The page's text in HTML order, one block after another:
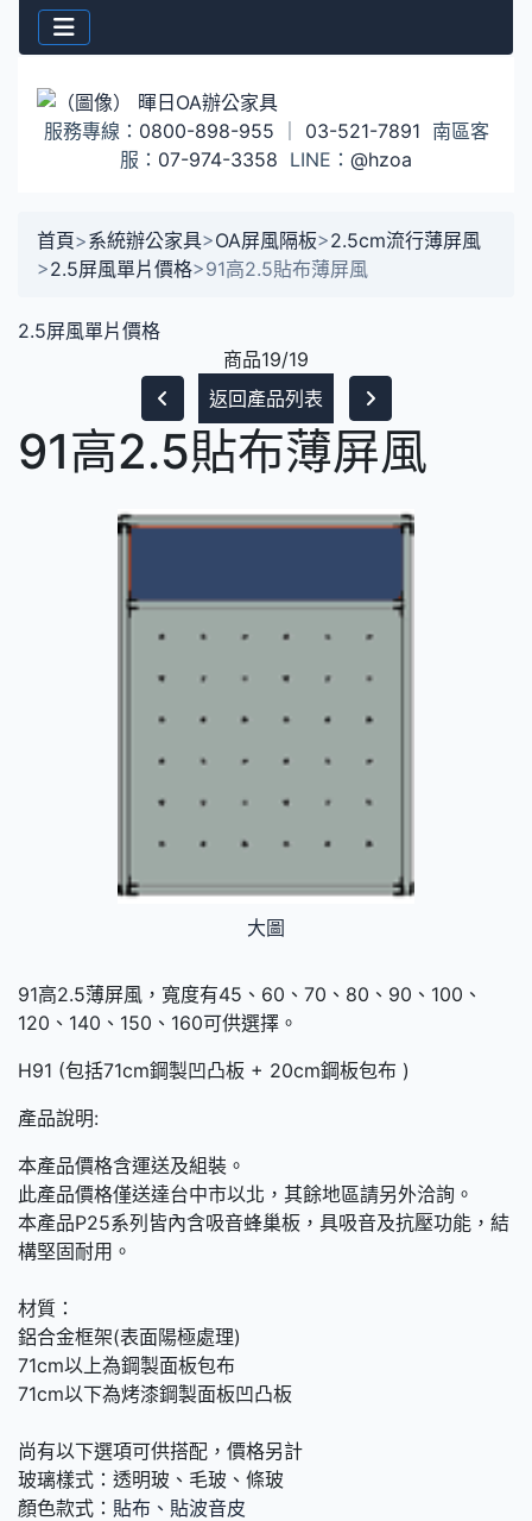
服務專線： 0800-898-955 03-521-7891 南區客
服： 07-974-3358 LINE： @hzoa
首頁>系統辦公家具>OA屏風隔板>2.5cm流行薄屏風
>2.5屏風單片價格>91高2.5貼布薄屏風
2.5屏風單片價格
商品19/19
返回產品列表
91高2.5貼布薄屏風
大圖
91高2.5薄屏風，寬度有45、60、70、80、90、100、
120、140、150、160可供選擇。
H91 (包括71cm鋼製凹凸板 + 20cm鋼板包布 )
產品說明:
本產品價格含運送及組裝。
此產品價格僅送達台中市以北，其餘地區請另外洽詢。
本產品P25系列皆內含吸音蜂巢板，具吸音及抗壓功能，結
構堅固耐用。
材質：
鋁合金框架(表面陽極處理)
71cm以上為鋼製面板包布
71cm以下為烤漆鋼製面板凹凸板
尚有以下選項可供搭配，價格另計
玻璃樣式：透明玻、毛玻、條玻
顏色款式： 貼布、貼波音皮